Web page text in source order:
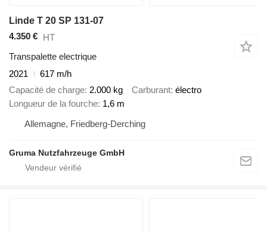
Linde T 20 SP 131-07
4.350 € HT
Transpalette electrique
2021
617 m/h
Capacité de charge 2.000 kg Carburant électro
Longueur de la fourche 1,6 m
Allemagne, Friedberg-Derching
Gruma Nutzfahrzeuge GmbH